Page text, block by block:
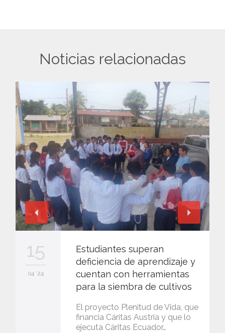
Noticias relacionadas
15
04 '24
Estudiantes superan
deficiencia de aprendizaje y
cuentan con herramientas
para la siembra de cultivos
El proyecto Plenitud de Vida, que
financia Cáritas Austria y que lo
ejecuta Cáritas Ecuador…